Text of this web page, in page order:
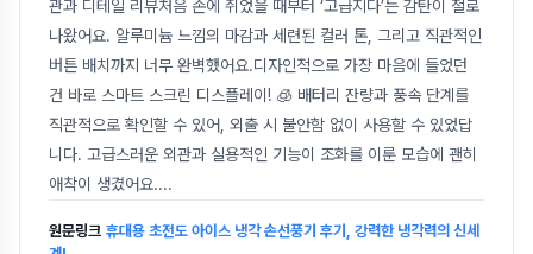
관과 디테일 리뷰처음 손에 쥐었을 때부터 ‘고급지다’는 감탄이 절로
나왔어요. 알루미늄 느낌의 마감과 세련된 컬러 톤, 그리고 직관적인
버튼 배치까지 너무 완벽했어요.디자인적으로 가장 마음에 들었던
건 바로 스마트 스크린 디스플레이! 🧊 배터리 잔량과 풍속 단계를
직관적으로 확인할 수 있어, 외출 시 불안함 없이 사용할 수 있었답
니다. 고급스러운 외관과 실용적인 기능이 조화를 이룬 모습에 괜히
애착이 생겼어요....
원문링크 휴대용 초전도 아이스 냉각 손선풍기 후기, 강력한 냉각력의 신세